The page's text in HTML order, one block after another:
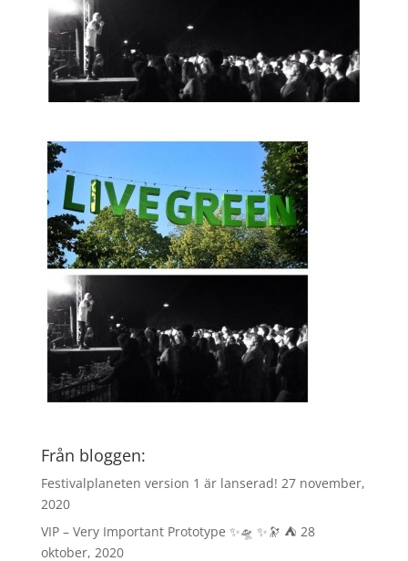
Från bloggen:
Festivalplaneten version 1 är lanserad! 27 november,
2020
VIP – Very Important Prototype ✨🛸 ✨🔭 ⛺️ 28
oktober, 2020